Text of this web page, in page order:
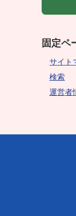
固定ペ
サイト
検索
運営者